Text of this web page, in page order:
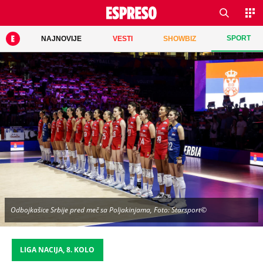
NAJNOVIJE VESTI SHOWBIZ SPORT
Odbojkašice Srbije pred meč sa Poljakinjama, Foto: Starsport©
LIGA NACIJA, 8. KOLO